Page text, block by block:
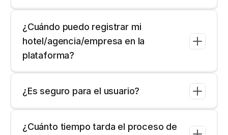
¿Cuándo puedo registrar mi
hotel/agencia/empresa en la
plataforma?
¿Es seguro para el usuario?
¿Cuánto tiempo tarda el proceso de